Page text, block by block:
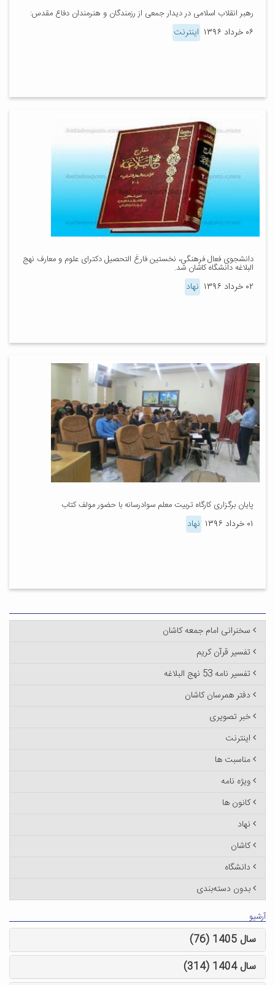
رهبر انقلاب اسلامی در دیدار جمعی از رزمندگان و هنرمندان دفاع مقدس:
۰۶ خرداد ۱۳۹۶ اینترنت
دانشجوی فعال فرهنگی، نخستین فارغ التحصیل دکترای علوم و معارف نهج
البلاغه دانشگاه کاشان شد.
۰۲ خرداد ۱۳۹۶ نهاد
پایان برگزاری کارگاه تربیت معلم سوادرسانه با حضور مولف کتاب
۰۱ خرداد ۱۳۹۶ نهاد
سخنرانی امام جمعه کاشان
تفسیر قرآن کریم
تفسیر نامه 53 نهج البلاغه
دفتر همرسان کاشان
خبر تصویری
اینترنت
مناسبت ها
ویژه نامه
کانون ها
نهاد
کاشان
دانشگاه
بدون دسته‌بندی
آرشیو
سال 1405 (76)
سال 1404 (314)